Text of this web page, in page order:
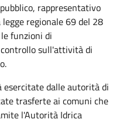
rappresentativo
regionale 69 del 28
funzioni di
controllo sull'attività di
esercitate dalle autorità di
trasferte ai comuni che
l'Autorità Idrica